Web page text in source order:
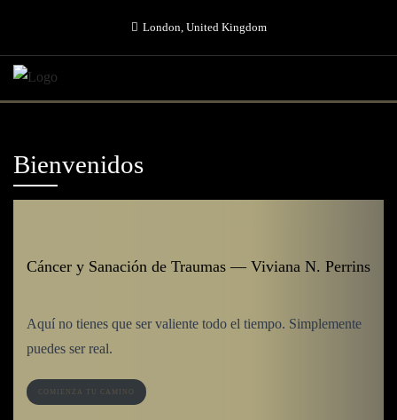
content
London, United Kingdom
Bienvenidos
Cáncer y Sanación de Traumas — Viviana N. Perrins
Aquí no tienes que ser valiente todo el tiempo. Simplemente
puedes ser real.
COMIENZA TU CAMINO